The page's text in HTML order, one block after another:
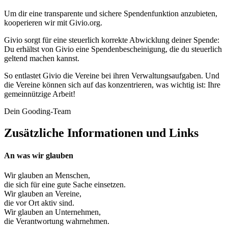
Um dir eine transparente und sichere Spendenfunktion anzubieten,
kooperieren wir mit Givio.org.
Givio sorgt für eine steuerlich korrekte Abwicklung deiner Spende:
Du erhältst von Givio eine Spendenbescheinigung, die du steuerlich
geltend machen kannst.
So entlastet Givio die Vereine bei ihren Verwaltungsaufgaben. Und
die Vereine können sich auf das konzentrieren, was wichtig ist: Ihre
gemeinnützige Arbeit!
Dein Gooding-Team
Zusätzliche Informationen und Links
An was wir glauben
Wir glauben an Menschen,
die sich für eine gute Sache einsetzen.
Wir glauben an Vereine,
die vor Ort aktiv sind.
Wir glauben an Unternehmen,
die Verantwortung wahrnehmen.